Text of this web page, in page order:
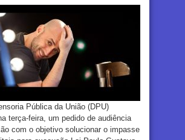
Pública da União (DPU)
terça-feira, um pedido de audiência
com o objetivo solucionar o impasse